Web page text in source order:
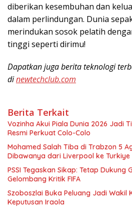
diberikan kesembuhan dan
dalam perlindungan. Dunia
merindukan sosok pelatih
tinggi seperti dirimu!
Dapatkan juga berita teknologi
dinewtechclub.com
Berita Terkait
Vozinha Akui Piala Dunia 2026 Jadi
Resmi Perkuat Colo-Colo
Mohamed Salah Tiba di Trabzon 5
Dibawanya dari Liverpool ke Turkiye
PSSI Tegaskan Sikap: Tetap Dukung
Gelombang Kritik FIFA
Szoboszlai Buka Peluang Jadi Wakil
Keputusan Iraola